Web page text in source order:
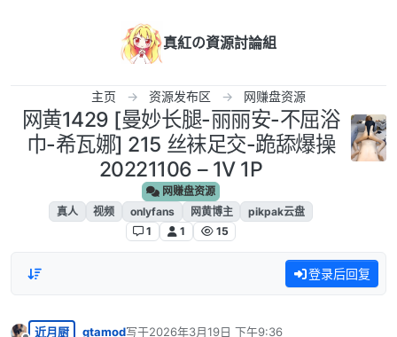
真紅の資源討論組
主页 资源发布区 网赚盘资源
网黄1429 [曼妙长腿-丽丽安-不屈浴
巾-希瓦娜] 215 丝袜足交-跪舔爆操
20221106 – 1V 1P
网赚盘资源
真人
视频 onlyfans 网黄博主
pikpak云盘
1
1 15
登录后回复
近月厨 gtamod写于2026年3月19日 下午9:36